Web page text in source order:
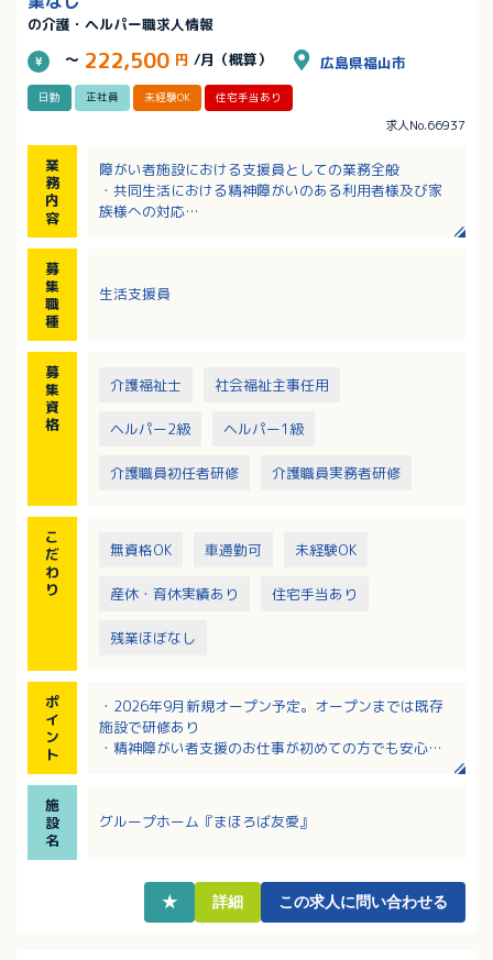
の介護・ヘルパー職求人情報
～ 222,500 円 /月（概算） 広島県福山市
日勤 正社員 未経験OK 住宅手当あり
求人No.66937
業
務
内
容
障がい者施設における支援員としての業務全般
・共同生活における精神障がいのある利用者様及び家
族様への対応
・利用者様不調時の診察同行
募
集
職
種
生活支援員
募
集
資
格
介護福祉士 社会福祉主事任用
ヘルパー2級 ヘルパー1級
介護職員初任者研修 介護職員実務者研修
こ
だ
わ
り
無資格OK 車通勤可 未経験OK
産休・育休実績あり 住宅手当あり
残業ほぼなし
ポ
イ
ン
ト
・2026年9月新規オープン予定。オープンまでは既存
施設で研修あり
・精神障がい者支援のお仕事が初めての方でも安心し
・身体介助が少ないため、介護の実務経験問わず働い
環境です。
施
設
名
グループホーム『まほろば友愛』
★ 詳細 この求人に問い合わせる